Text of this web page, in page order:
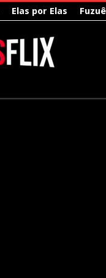
Elas por Elas Fuzuê